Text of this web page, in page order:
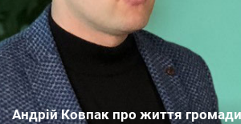
Андрій Ковпак про життя громади